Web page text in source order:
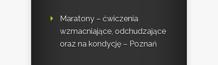
Maratony – ćwiczenia
wzmacniające, odchudzające
oraz na kondycję – Poznań